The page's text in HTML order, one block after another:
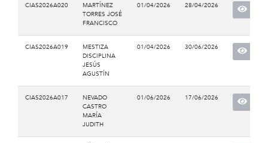
CIAS2026A020
MARTÍNEZ
TORRES JOSÉ
FRANCISCO
01/04/2026 28/04/2026
CIAS2026A019
MESTIZA
DISCIPLINA
JESÚS
AGUSTÍN
01/04/2026 30/06/2026
CIAS2026A017
NEVADO
CASTRO
MARÍA
JUDITH
01/06/2026 17/06/2026